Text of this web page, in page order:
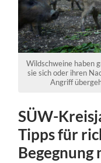
Wildschweine haben
sie sich oder ihren
Angriff
SÜW-
Tipps für